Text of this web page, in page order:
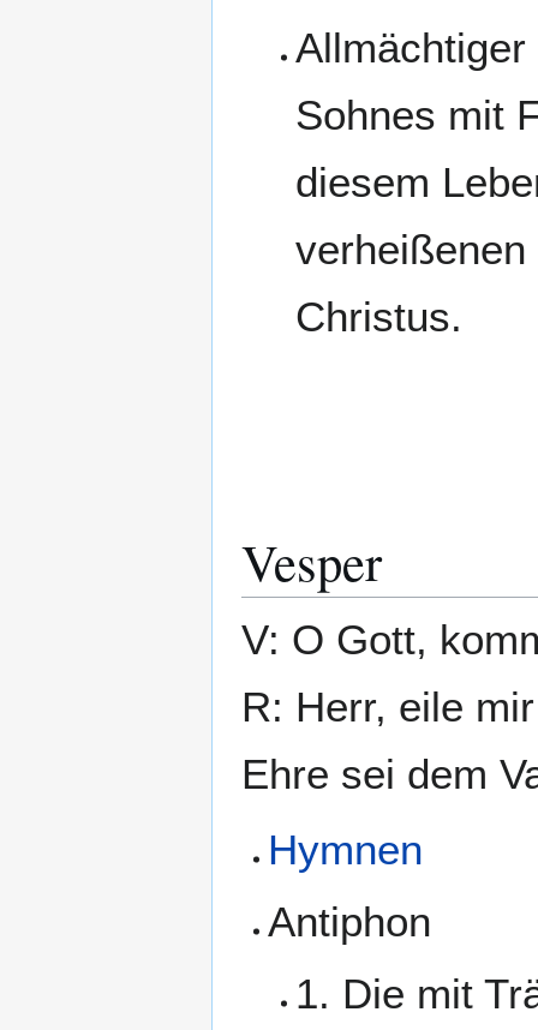
Sohnes mit
diesem
Christus.
Vesper
V: O Gott,
R: Herr, eile
Ehre sei dem
Hymnen
Antiphon
1. Die mit